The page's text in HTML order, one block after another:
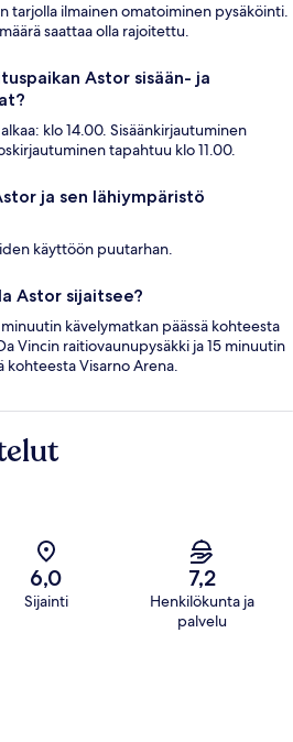
tarjolla ilmainen omatoiminen pysäköinti.
saattaa olla rajoitettu.
Astor sisään- ja
klo 14.00. Sisäänkirjautuminen
tapahtuu klo 11.00.
ja sen lähiympäristö
käyttöön puutarhan.
Astor sijaitsee?
kävelymatkan päässä kohteesta
Vincin raitiovaunupysäkki ja 15 minuutin
kohteesta Visarno Arena.
6,0
Sijainti
7,2
Henkilökunta ja
palvelu